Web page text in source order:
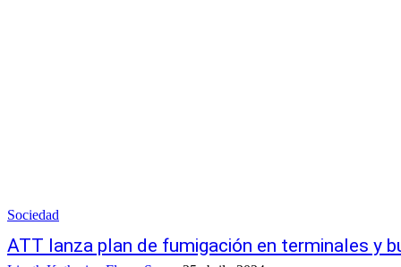
Sociedad
ATT lanza plan de fumigación en terminales y